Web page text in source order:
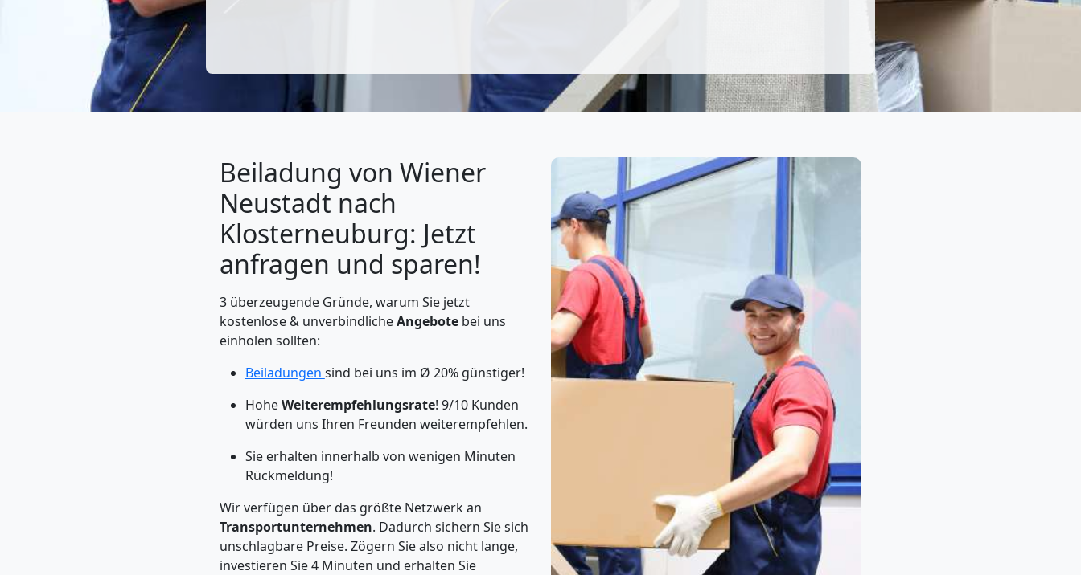
Beiladung von Wiener
Neustadt nach
Klosterneuburg: Jetzt
anfragen und sparen!
3 überzeugende Gründe, warum Sie jetzt
kostenlose & unverbindlicheAngebote bei uns
einholen sollten:
Beiladungen sind bei uns im Ø 20% günstiger!
HoheWeiterempfehlungsrate! 9/10 Kunden
würden uns Ihren Freunden weiterempfehlen.
Sie erhalten innerhalb von wenigen Minuten
Rückmeldung!
Wir verfügen über das größte Netzwerk an
Transportunternehmen. Dadurch sichern Sie sich
unschlagbare Preise. Zögern Sie also nicht lange,
investieren Sie 4 Minuten und erhalten Sie